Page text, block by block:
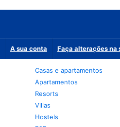
A sua conta Faça alterações na
Casas e apartamentos
Apartamentos
Resorts
Villas
Hostels